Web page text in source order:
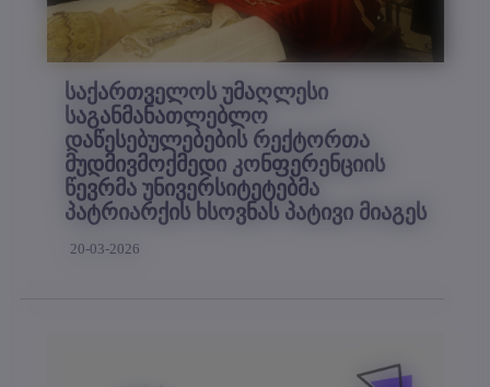
საქართველოს უმაღლესი
საგანმანათლებლო
დაწესებულებების რექტორთა
მუდმივმოქმედი კონფერენციის
წევრმა უნივერსიტეტებმა
პატრიარქის ხსოვნას პატივი მიაგეს
20-03-2026